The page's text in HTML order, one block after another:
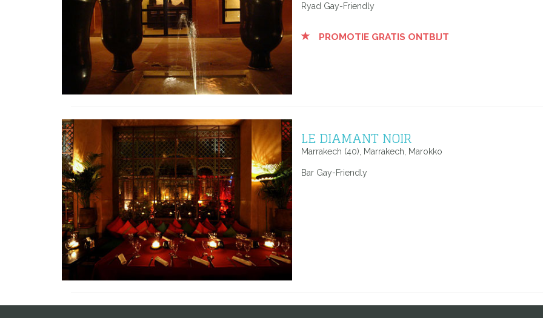
Ryad Gay-Friendly
PROMOTIE GRATIS ONTBIJT
LE DIAMANT NOIR
Marrakech (40), Marrakech, Marokko
Bar Gay-Friendly